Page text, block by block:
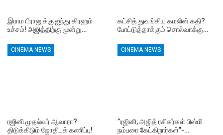
இராம பிரானுக்கு ஐந்து கிரஹம்
உச்சம்! அஜித்திற்கு மூன்று…
கட்சித் துவங்கிய கமலின் கதி?
போட்டுத்தாக்கும் சொல்வாக்கு…
CINEMA NEWS
ரஜினி முதல்வர் ஆவாரா?
திடுக்கிடும் ஜோதிடக் கணிப்பு!
CINEMA NEWS
”ரஜினி, அஜித் ரசிகர்கள் பிஸ்மி
நம்பரை கேட்கிறார்கள்”-…